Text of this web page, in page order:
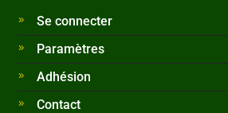
Se connecter
Paramètres
Adhésion
Contact